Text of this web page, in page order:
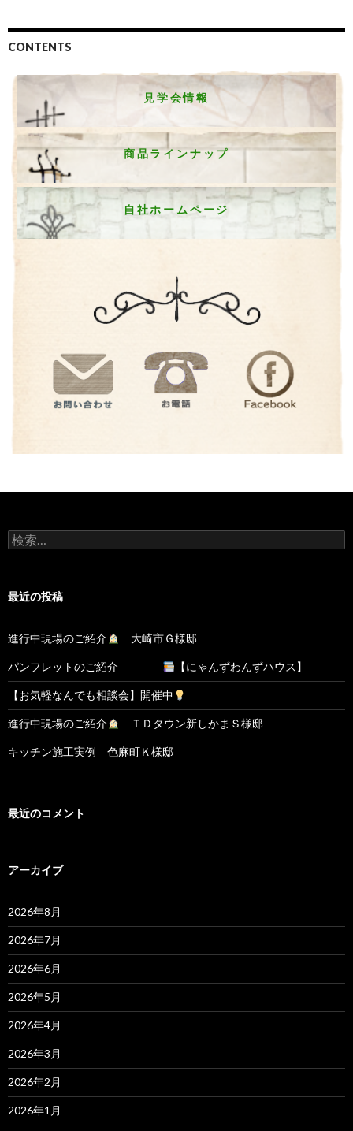
CONTENTS
見学会情報
商品ラインナップ
自社ホームページ
検
索:
最近の投稿
進行中現場のご紹介 大崎市Ｇ様邸
パンフレットのご紹介 【にゃんずわんずハウス】
【お気軽なんでも相談会】開催中
進行中現場のご紹介 ＴＤタウン新しかまＳ様邸
キッチン施工実例 色麻町Ｋ様邸
最近のコメント
アーカイブ
2026年8月
2026年7月
2026年6月
2026年5月
2026年4月
2026年3月
2026年2月
2026年1月